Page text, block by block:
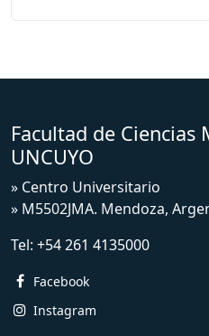
Facultad de Ciencias
UNCUYO
» Centro Universitario
» M5502JMA. Mendoza,
Tel: +54 261 4135000
Facebook
Instagram